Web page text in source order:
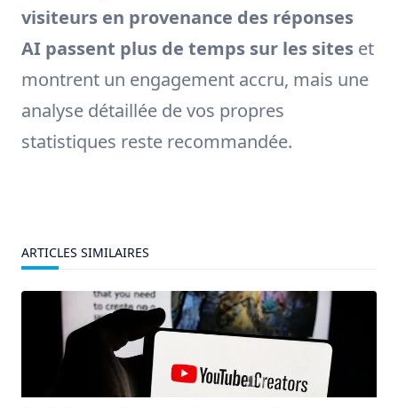
visiteurs en provenance des réponses
AI passent plus de temps sur les sites et
montrent un engagement accru, mais une
analyse détaillée de vos propres
statistiques reste recommandée.
ARTICLES SIMILAIRES